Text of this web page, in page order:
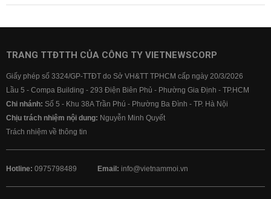
TRANG TTĐTTH CỦA CÔNG TY VIETNEWSCORP
Giấy phép số 3324/GP-TTĐT do Sở VH&TT TPHCM cấp ngày 20/3/2026
Lầu 5 - Compa Building - 293 Điện Biên Phủ - Phường Gia Định - TP.HCM
Chi nhánh: Số 5 - Khu 38A Trần Phú - Phường Ba Đình - TP. Hà Nội
Chịu trách nhiệm nội dung: Nguyễn Minh Quyết
Trách nhiệm về thông tin
Hotline: 0975798489 Email: info@vietnammoi.vn